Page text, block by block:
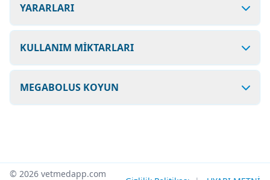
YARARLARI
KULLANIM MİKTARLARI
MEGABOLUS KOYUN
© 2026 vetmedapp.com